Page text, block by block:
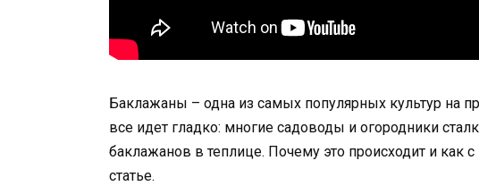
Баклажаны – одна из самых популярных культур на
все идет гладко: многие садоводы и огородники
баклажанов в теплице. Почему это происходит и как
статье.